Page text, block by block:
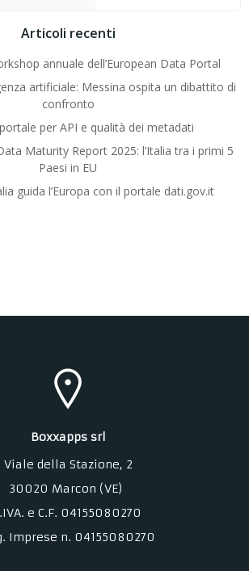
Articoli recenti
annuale dell’European Data Portal
artificiale: Messina ospita un dibattito di
confronto
per API e qualità dei metadati
Maturity Report 2025: l’Italia tra i primi 5
Paesi in EU
guida l’Europa con il portale dati.gov.it
Boxxapps srl
Viale della Stazione, 2
30020 Marcon (VE)
e C.F. 04155080270
Imprese n. 04155080270